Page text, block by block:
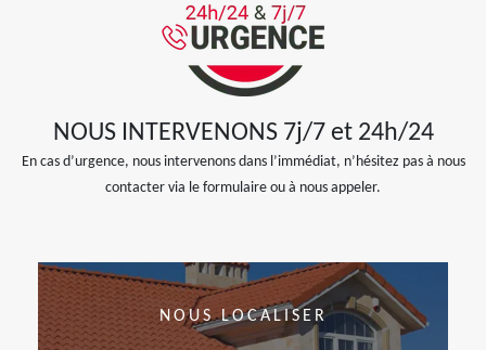
NOUS INTERVENONS 7j/7 et 24h/24
En cas d’urgence, nous intervenons dans l’immédiat, n’hésitez pas à nous
contacter via le formulaire ou à nous appeler.
NOUS LOCALISER